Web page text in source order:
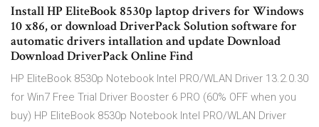
Install HP EliteBook 8530p laptop drivers for Windows
10 x86, or download DriverPack Solution software for
automatic drivers intallation and update Download
Download DriverPack Online Find
HP EliteBook 8530p Notebook Intel PRO/WLAN Driver 13.2.0.30
for Win7 Free Trial Driver Booster 6 PRO (60% OFF when you
buy) HP EliteBook 8530p Notebook Intel PRO/WLAN Driver